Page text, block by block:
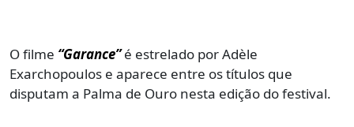
O filme “Garance” é estrelado por Adèle
Exarchopoulos e aparece entre os títulos que
disputam a Palma de Ouro nesta edição do festival.